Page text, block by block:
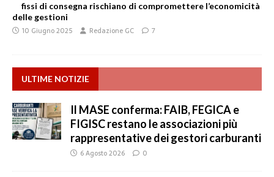
fissi di consegna rischiano di compromettere l’economicità
delle gestioni
10 Giugno 2025 Redazione GC 7
ULTIME NOTIZIE
Il MASE conferma: FAIB, FEGICA e
FIGISC restano le associazioni più
rappresentative dei gestori carburanti
6 Agosto 2026 0